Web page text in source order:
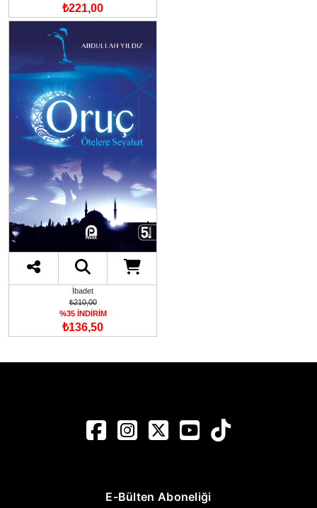
₺221,00
İbadet
₺210,00
%35 İNDİRİM
₺136,50
E-Bülten Aboneliği